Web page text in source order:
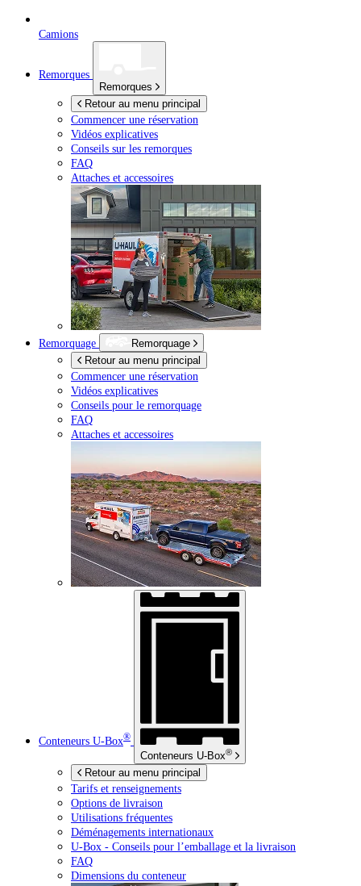
Camions
Remorques
Remorques
Retour au menu principal
Commencer une réservation
Vidéos explicatives
Conseils sur les remorques
FAQ
Attaches et accessoires
Remorquage
Remorquage
Retour au menu principal
Commencer une réservation
Vidéos explicatives
Conseils pour le remorquage
FAQ
Attaches et accessoires
Conteneurs U-Box®
Conteneurs U-Box®
Retour au menu principal
Tarifs et renseignements
Options de livraison
Utilisations fréquentes
Déménagements internationaux
U-Box - Conseils pour l’emballage et la livraison
FAQ
Dimensions du conteneur